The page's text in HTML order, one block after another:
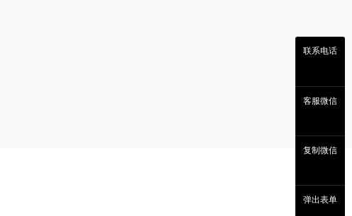
联系电话
客服微信
复制微信
弹出表单